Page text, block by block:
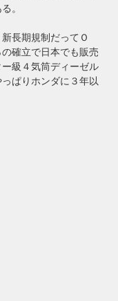
。
長期規制だってＯ
確立で日本でも販売
級４気筒ディーゼル
ぱりホンダに３年以